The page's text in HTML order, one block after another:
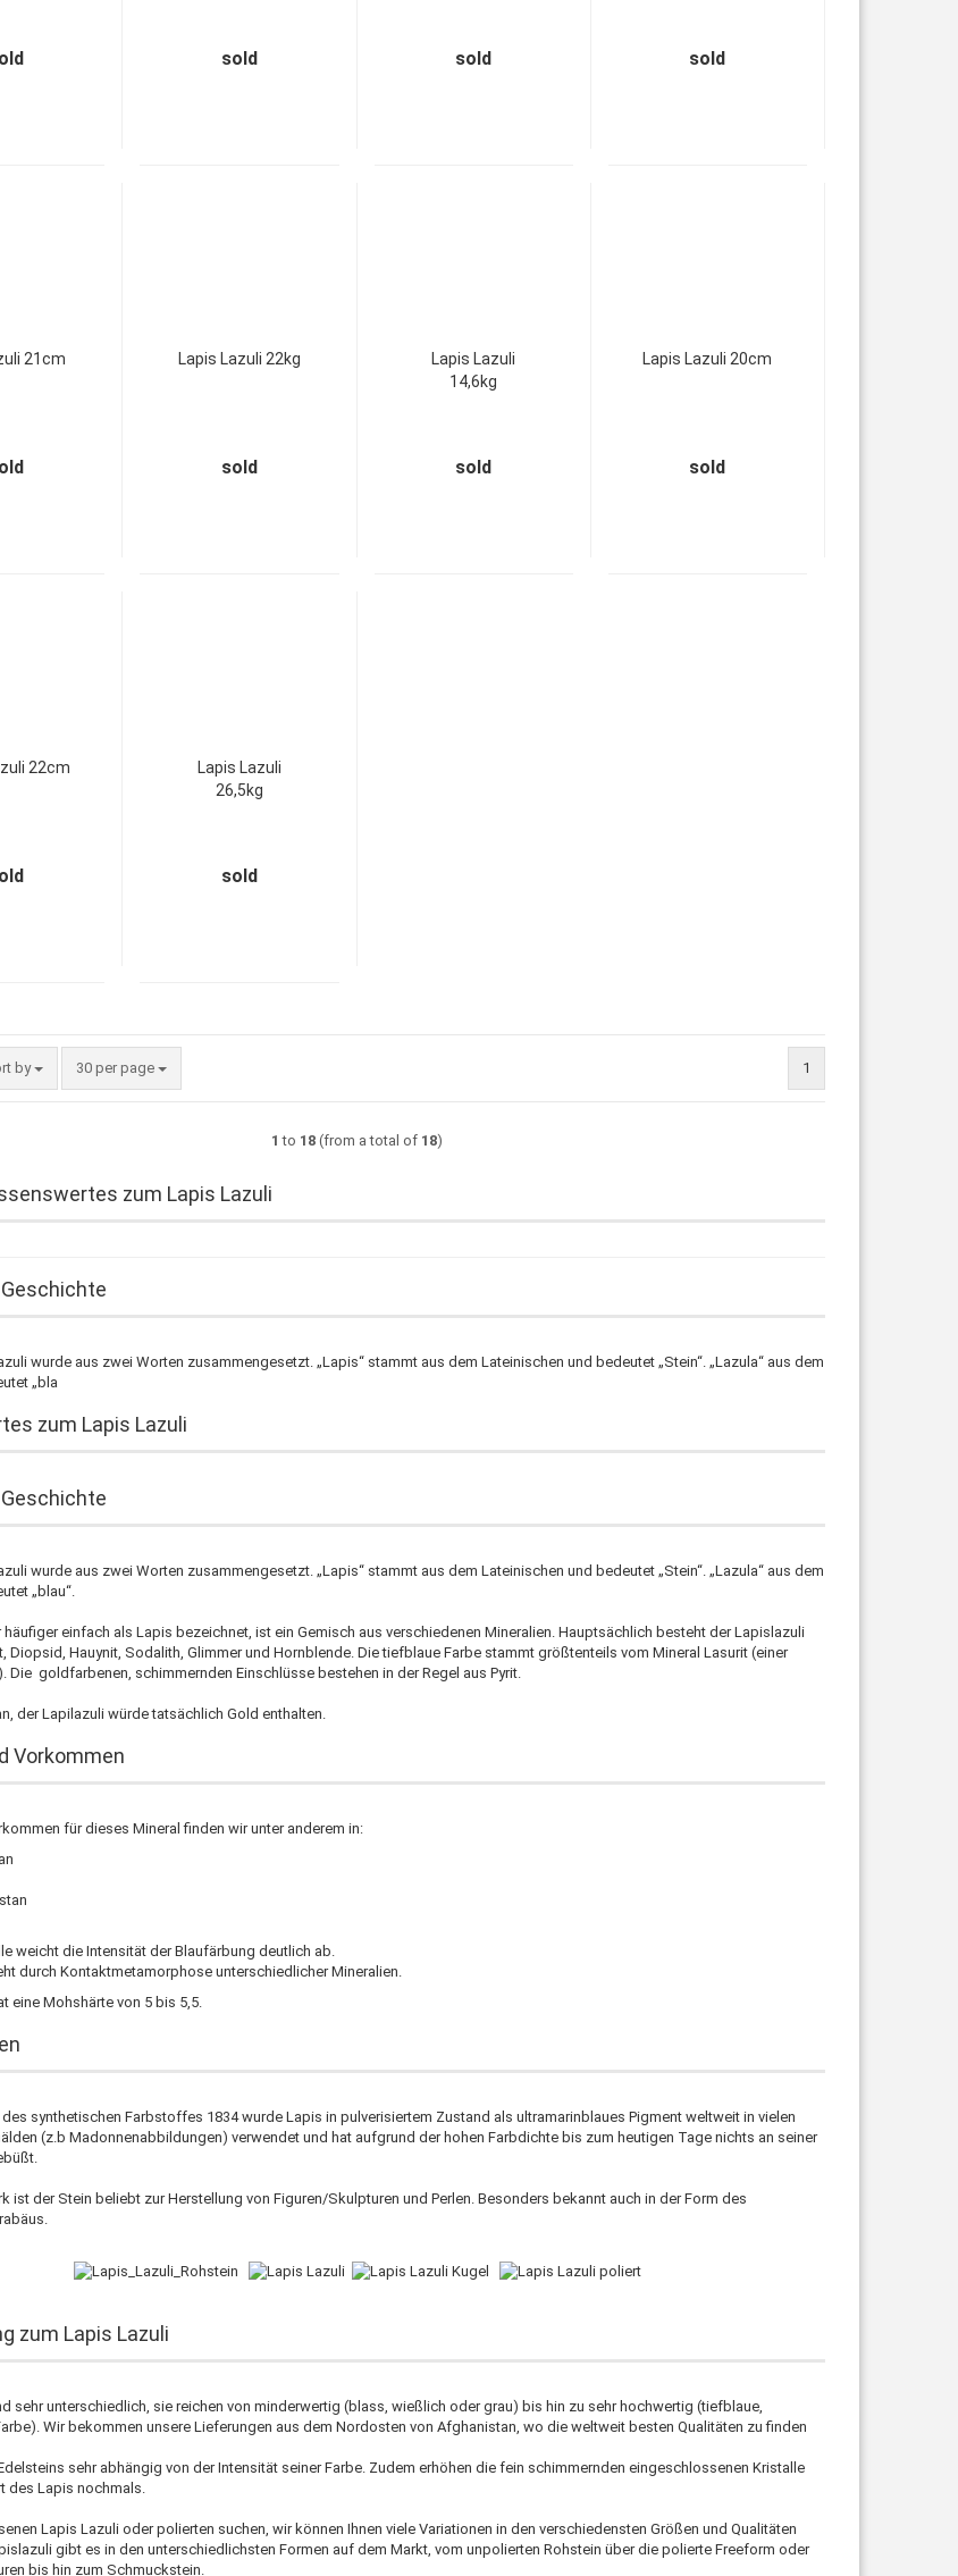
sold sold sold
21cm Lapis Lazuli 22kg
sold
Lapis Lazuli
14,6kg
sold
Lapis Lazuli 20cm
sold
22cm
Lapis Lazuli
26,5kg
sold
by
by 30 per page
per page 1
1 to 18 (from a total of 18)
zum Lapis Lazuli
wurde aus zwei Worten zusammengesetzt. „Lapis“ stammt aus dem Lateinischen und bedeutet „Stein“. „Lazula“ aus dem
„bla
zum Lapis Lazuli
wurde aus zwei Worten zusammengesetzt. „Lapis“ stammt aus dem Lateinischen und bedeutet „Stein“. „Lazula“ aus dem
„blau“.
einfach als Lapis bezeichnet, ist ein Gemisch aus verschiedenen Mineralien. Hauptsächlich besteht der Lapislazuli
Diopsid, Hauynit, Sodalith, Glimmer und Hornblende. Die tiefblaue Farbe stammt größtenteils vom Mineral Lasurit (einer
Die goldfarbenen, schimmernden Einschlüsse bestehen in der Regel aus Pyrit.
der Lapilazuli würde tatsächlich Gold enthalten.
Vorkommen
für dieses Mineral finden wir unter anderem in:
weicht die Intensität der Blaufärbung deutlich ab.
durch Kontaktmetamorphose unterschiedlicher Mineralien.
eine Mohshärte von 5 bis 5,5.
synthetischen Farbstoffes 1834 wurde Lapis in pulverisiertem Zustand als ultramarinblaues Pigment weltweit in vielen
(z.b Madonnenabbildungen) verwendet und hat aufgrund der hohen Farbdichte bis zum heutigen Tage nichts an seiner
ist der Stein beliebt zur Herstellung von Figuren/Skulpturen und Perlen. Besonders bekannt auch in der Form des
zum Lapis Lazuli
sehr unterschiedlich, sie reichen von minderwertig (blass, wießlich oder grau) bis hin zu sehr hochwertig (tiefblaue,
Wir bekommen unsere Lieferungen aus dem Nordosten von Afghanistan, wo die weltweit besten Qualitäten zu finden
sehr abhängig von der Intensität seiner Farbe. Zudem erhöhen die fein schimmernden eingeschlossenen Kristalle
des Lapis nochmals.
Lapis Lazuli oder polierten suchen, wir können Ihnen viele Variationen in den verschiedensten Größen und Qualitäten
gibt es in den unterschiedlichsten Formen auf dem Markt, vom unpolierten Rohstein über die polierte Freeform oder
bis hin zum Schmuckstein.